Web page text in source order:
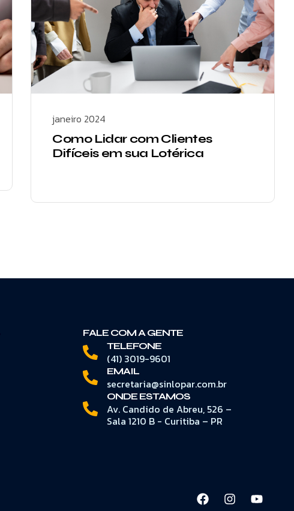
janeiro 2024
Como Lidar com Clientes
Difíceis em sua Lotérica
FALE COM A GENTE
TELEFONE
(41) 3019-9601
EMAIL
secretaria@sinlopar.com.br
ONDE ESTAMOS
Av. Candido de Abreu, 526 –
Sala 1210 B - Curitiba – PR